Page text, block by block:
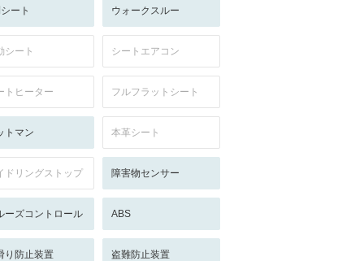
ート ウォークスルー
シート シートエアコン
トヒーター フルフラットシート
トマン 本革シート
ドリングストップ 障害物センサー
ーズコントロール ABS
り防止装置 盗難防止装置